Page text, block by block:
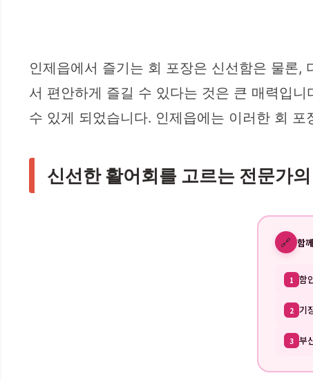
인제읍에서 즐기는 회 포장은 신선함은 물론,
서 편안하게 즐길 수 있다는 것은 큰 매력입
수 있게 되었습니다. 인제읍에는 이러한 회
신선한 활어회를 고르는 전문가
🔗 함
1 함
2 기
3 부